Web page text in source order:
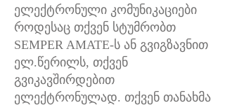
ელექტრონული კომუნიკაციები
როდესაც თქვენ სტუმრობთ
SEMPER AMATE-ს ან გვიგზავნით
ელ.წერილს, თქვენ
გვიკავშირდებით
ელექტრონულად. თქვენ თანახმა